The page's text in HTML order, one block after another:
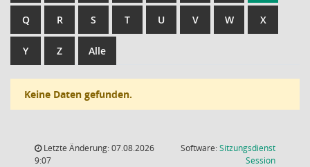
Q R S T U V W X
Y Z Alle
Keine Daten gefunden.
Letzte Änderung: 07.08.2026
9:07
Software:Sitzungsdienst
Session(Wird in